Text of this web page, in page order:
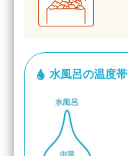
水風呂の温度帯